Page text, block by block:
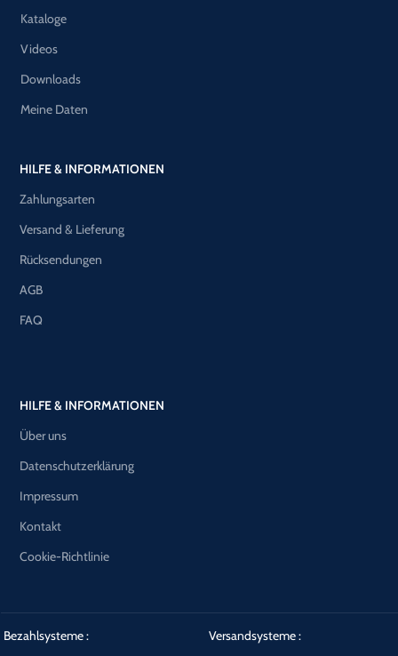
Kataloge
Videos
Downloads
Meine Daten
HILFE & INFORMATIONEN
Zahlungsarten
Versand & Lieferung
Rücksendungen
AGB
FAQ
HILFE & INFORMATIONEN
Über uns
Datenschutzerklärung
Impressum
Kontakt
Cookie-Richtlinie
Bezahlsysteme : Versandsysteme :